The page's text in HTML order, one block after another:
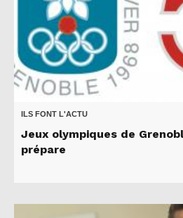
ILS FONT L'ACTU
Jeux olympiques de
prépare